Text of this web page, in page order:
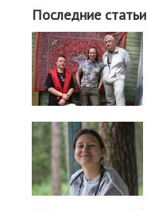
Последние статьи